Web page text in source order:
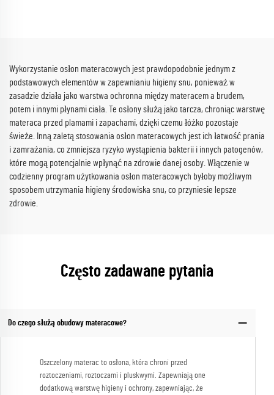
Wykorzystanie osłon materacowych jest prawdopodobnie jednym z
podstawowych elementów w zapewnianiu higieny snu, ponieważ w
zasadzie działa jako warstwa ochronna między materacem a brudem,
potem i innymi płynami ciała. Te osłony służą jako tarcza, chroniąc warstwę
materaca przed plamami i zapachami, dzięki czemu łóżko pozostaje
świeże. Inną zaletą stosowania osłon materacowych jest ich łatwość prania
i zamrażania, co zmniejsza ryzyko wystąpienia bakterii i innych patogenów,
które mogą potencjalnie wpłynąć na zdrowie danej osoby. Włączenie w
codzienny program użytkowania osłon materacowych byłoby możliwym
sposobem utrzymania higieny środowiska snu, co przyniesie lepsze
zdrowie.
Często zadawane pytania
Do czego służą obudowy materacowe?
Oszczelony materac to osłona, która chroni przed
roztoczeniami, roztoczami i pluskwymi. Zapewniają one
dodatkową warstwę higieny i ochrony, zapewniając, że